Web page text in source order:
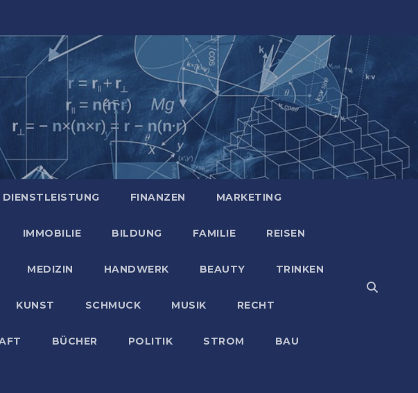
DIENSTLEISTUNG FINANZEN MARKETING
IMMOBILIE BILDUNG FAMILIE REISEN
MEDIZIN HANDWERK BEAUTY TRINKEN
KUNST SCHMUCK MUSIK RECHT
BÜCHER POLITIK STROM BAU